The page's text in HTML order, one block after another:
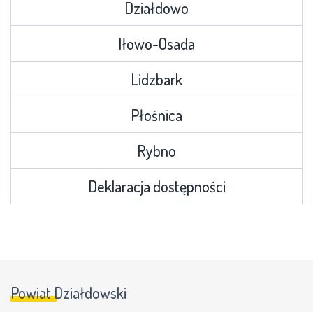
Działdowo
Iłowo-Osada
Lidzbark
Płośnica
Rybno
Deklaracja dostępności
Powiat Działdowski